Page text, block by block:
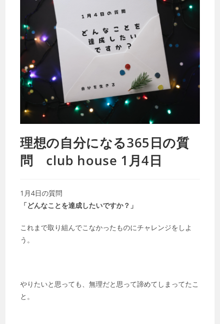
理想の自分になる365日の質
問 club house 1月4日
1月4日の質問
「どんなことを達成したいですか？」
これまで取り組んでこなかったものにチャレンジをしよ
う。
やりたいと思っても、無理だと思って諦めてしまってたこ
と。